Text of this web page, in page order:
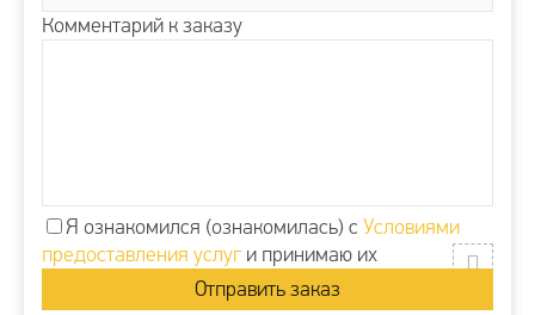
Комментарий к заказу
Я ознакомился (ознакомилась) с Условиями
предоставления услуги принимаю их